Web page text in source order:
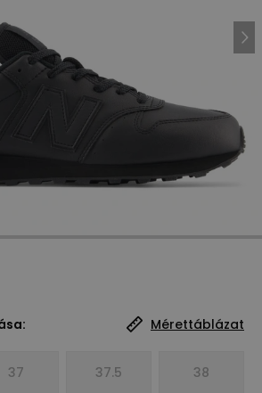
Mérettáblázat
37 37.5 38